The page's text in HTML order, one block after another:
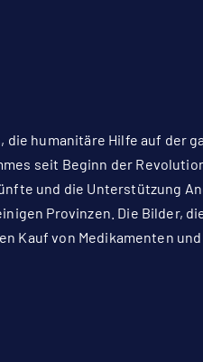
humanitäre Hilfe auf der
seit Beginn der
und die Unterstützung
Provinzen. Die Bilder,
Kauf von Medikamenten